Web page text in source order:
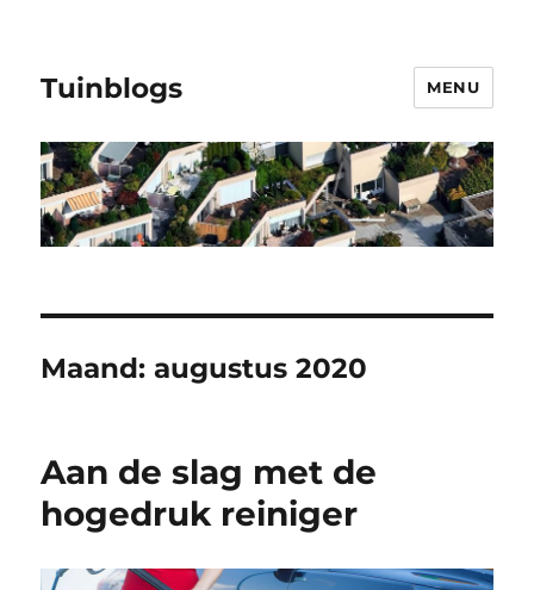
Tuinblogs MENU
Maand:augustus 2020
Aan de slag met de
hogedruk reiniger